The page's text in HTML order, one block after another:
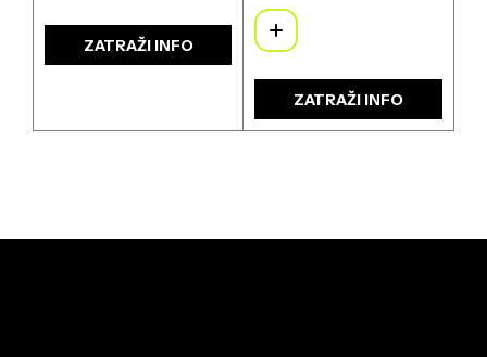
ZATRAŽI INFO
proizvod
ima
varijanti.
Opcije
se
ZATRAŽI INFO